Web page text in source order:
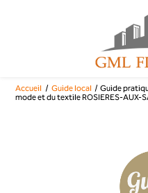
Accueil Guide local Guide
mode et du textile ROSIERES-AUX-